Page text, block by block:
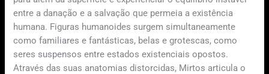
entre a danação e a salvação que permeia a existência
humana. Figuras humanoides surgem simultaneamente
como familiares e fantásticas, belas e grotescas, como
seres suspensos entre estados existenciais opostos.
Através das suas anatomias distorcidas, Mirtos articula o